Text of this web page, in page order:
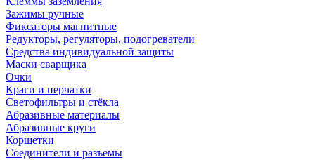
Зажимы ручные
Фиксаторы магнитные
Редукторы, регуляторы, подогреватели
Средства индивидуальной защиты
Маски сварщика
Очки
Краги и перчатки
Светофильтры и стёкла
Абразивные материалы
Абразивные круги
Корщетки
Соединители и разъемы